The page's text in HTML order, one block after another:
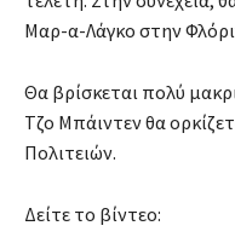
Μαρ-α-Λάγκο στην
Θα βρίσκεται πολύ
Τζο Μπάιντεν θα
Πολιτειών.
Δείτε το βίντεο: